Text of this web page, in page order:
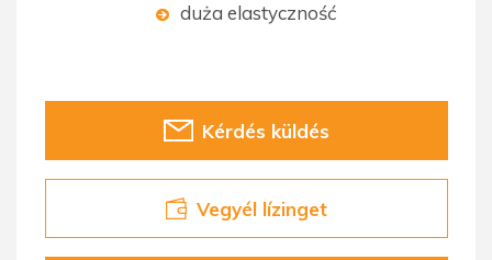
duża elastyczność
Kérdés küldés
Vegyél lízinget